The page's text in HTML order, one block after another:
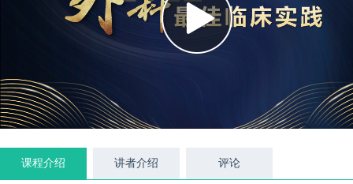
课程介绍 讲者介绍 评论